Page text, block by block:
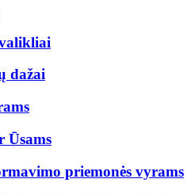
dažai
Ūsams
priemonės vyrams